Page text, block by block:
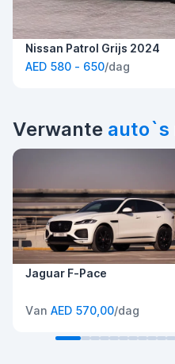
Nissan Patrol Grijs 2024
AED 580 - 650/dag
Verwante auto`s
Jaguar F-Pace
Van AED 570,00/dag